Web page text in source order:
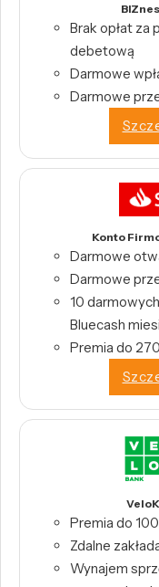
Brak opłat za
debetową
Darmowe
Darmowe
Konto
Darmowe
Darmowe
10
Bluecash
Premia do
Premia do
Zdalne
Wynajem